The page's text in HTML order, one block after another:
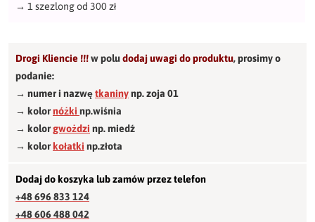
→ 1 szezlong od 300 zł
Drogi Kliencie !!!w poludodaj uwagi do produktu,prosimy o
podanie:
→ numer i nazwętkaninynp. zoja 01
→ kolornóżki np.wiśnia
→ kolorgwożdzi np. miedź
→ kolorkołatki np.złota
Dodaj do koszyka lub zamów przez telefon
+48 696 833 124
+48 606 488 042